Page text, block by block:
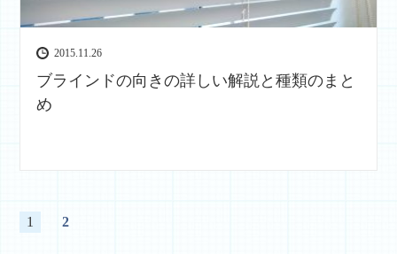
2015.11.26
ブラインドの向きの詳しい解説と種類のまと
め
1 2